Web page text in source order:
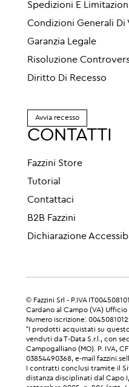
Spedizioni E
Condizioni Generali Di
Garanzia Legale
Risoluzione
Diritto Di Recesso
Avvia recesso
CONTATTI
Fazzini Store
Tutorial
Contattaci
B2B Fazzini
Dichiarazione
© Fazzini Srl - P.IVA
Cardano al Campo (VA)
Numero iscrizione:
“I prodotti acquistati su
venduti da T-Data S.r.l., con
Campogalliano (MO). P. IVA,
03854490368, e-mail
I contratti conclusi tramite il
distanza disciplinati dal Capo